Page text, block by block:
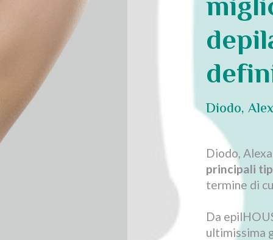
Diodo,
Diodo,
principali
termine di
Da
ultimissima